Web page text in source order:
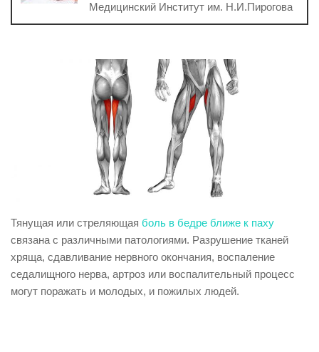
Медицинский Институт им. Н.И.Пирогова
Тянущая или стреляющая боль в бедре ближе к паху
связана с различными патологиями. Разрушение тканей
хряща, сдавливание нервного окончания, воспаление
седалищного нерва, артроз или воспалительный процесс
могут поражать и молодых, и пожилых людей.